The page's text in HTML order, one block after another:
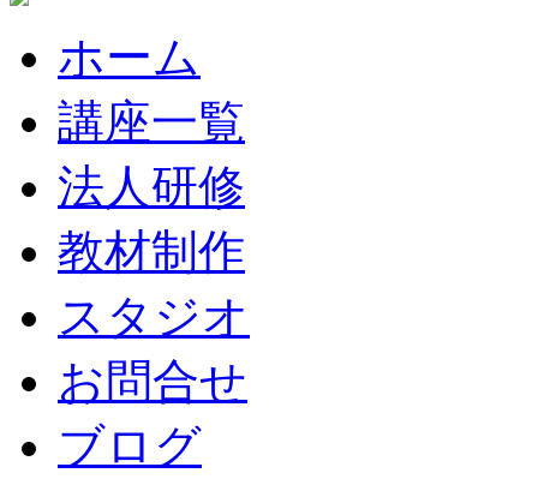
ホーム
講座一覧
法人研修
教材制作
スタジオ
お問合せ
ブログ